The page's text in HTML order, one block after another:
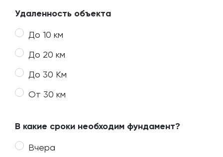
Удаленность объекта
До 10 км
До 20 км
До 30 Км
От 30 км
В какие сроки необходим фундамент?
Вчера